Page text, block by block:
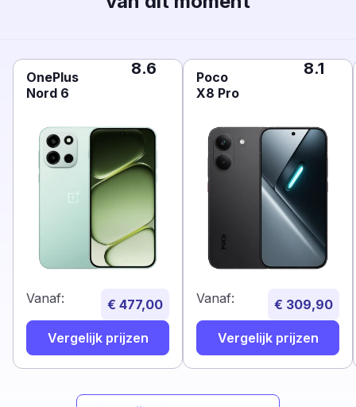
OnePlus
Nord 6
8.6
Vanaf: € 477,00
Vergelijk prijzen
Poco
X8 Pro
8.1
Vanaf: € 309,90
Vergelijk prijzen